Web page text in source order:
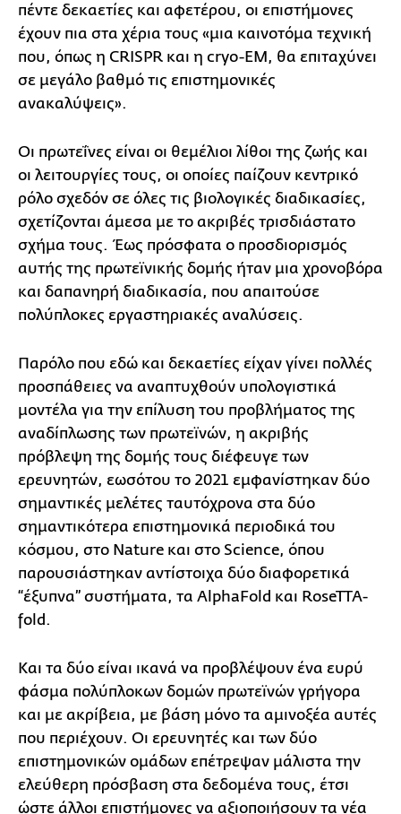
πέντε δεκαετίες και αφετέρου, οι επιστήμονες
έχουν πια στα χέρια τους «μια καινοτόμα τεχνική
που, όπως η CRISPR και η cryo-EM, θα επιταχύνει
σε μεγάλο βαθμό τις επιστημονικές
ανακαλύψεις».
Οι πρωτεΐνες είναι οι θεμέλιοι λίθοι της ζωής και
οι λειτουργίες τους, οι οποίες παίζουν κεντρικό
ρόλο σχεδόν σε όλες τις βιολογικές διαδικασίες,
σχετίζονται άμεσα με το ακριβές τρισδιάστατο
σχήμα τους. Έως πρόσφατα ο προσδιορισμός
αυτής της πρωτεϊνικής δομής ήταν μια χρονοβόρα
και δαπανηρή διαδικασία, που απαιτούσε
πολύπλοκες εργαστηριακές αναλύσεις.
Παρόλο που εδώ και δεκαετίες είχαν γίνει πολλές
προσπάθειες να αναπτυχθούν υπολογιστικά
μοντέλα για την επίλυση του προβλήματος της
αναδίπλωσης των πρωτεϊνών, η ακριβής
πρόβλεψη της δομής τους διέφευγε των
ερευνητών, εωσότου το 2021 εμφανίστηκαν δύο
σημαντικές μελέτες ταυτόχρονα στα δύο
σημαντικότερα επιστημονικά περιοδικά του
κόσμου, στο Nature και στο Science, όπου
παρουσιάστηκαν αντίστοιχα δύο διαφορετικά
“έξυπνα” συστήματα, τα AlphaFold και RoseTTA-
fold.
Και τα δύο είναι ικανά να προβλέψουν ένα ευρύ
φάσμα πολύπλοκων δομών πρωτεϊνών γρήγορα
και με ακρίβεια, με βάση μόνο τα αμινοξέα αυτές
που περιέχουν. Οι ερευνητές και των δύο
επιστημονικών ομάδων επέτρεψαν μάλιστα την
ελεύθερη πρόσβαση στα δεδομένα τους, έτσι
ώστε άλλοι επιστήμονες να αξιοποιήσουν τα νέα